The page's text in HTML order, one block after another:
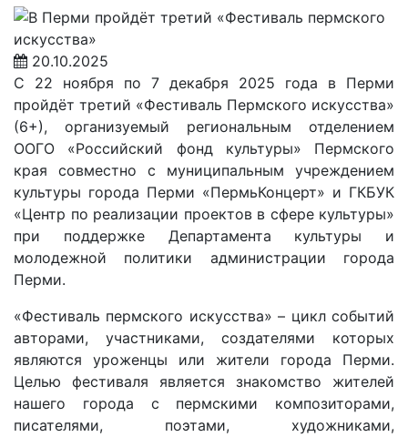
20.10.2025
С 22 ноября по 7 декабря 2025 года в Перми
пройдёт третий «Фестиваль Пермского искусства»
(6+), организуемый региональным отделением
ООГО «Российский фонд культуры» Пермского
края совместно с муниципальным учреждением
культуры города Перми «ПермьКонцерт» и ГКБУК
«Центр по реализации проектов в сфере культуры»
при поддержке Департамента культуры и
молодежной политики администрации города
Перми.
«Фестиваль пермского искусства» – цикл событий
авторами, участниками, создателями которых
являются уроженцы или жители города Перми.
Целью фестиваля является знакомство жителей
нашего города с пермскими композиторами,
писателями, поэтами, художниками,